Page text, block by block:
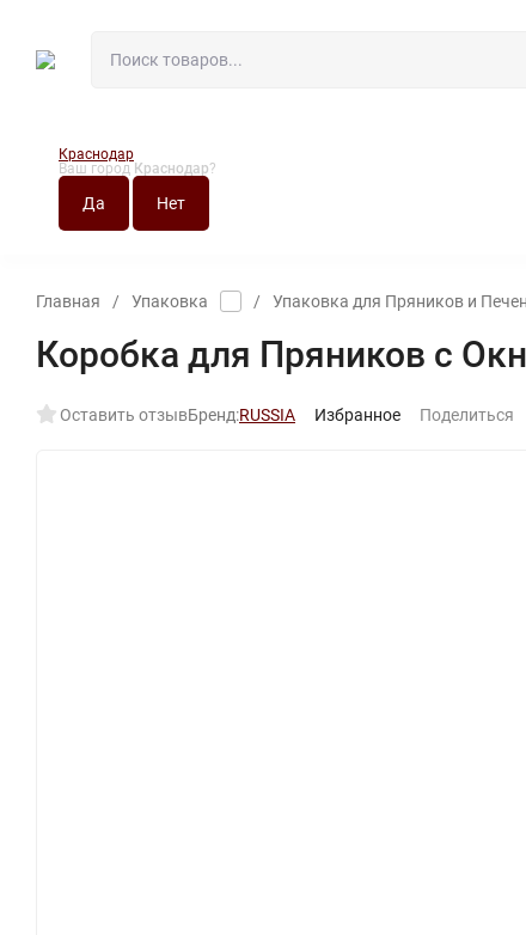
Краснодар
Ваш город Краснодар?
Главная / Упаковка / Упаковка для Пряников и
Коробка для Пряников с
Оставить отзывБренд:RUSSIA Избранное Поделиться